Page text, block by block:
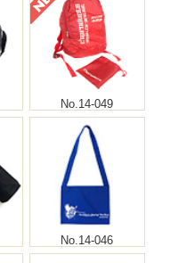
No.14-049
No.14-046